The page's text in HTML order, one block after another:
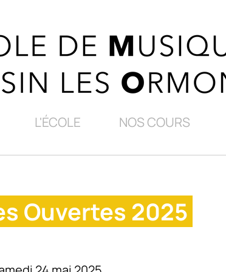
L'ÉCOLE NOS COURS
Ouvertes 2025